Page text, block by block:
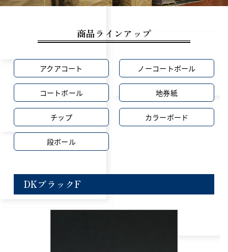
商品ラインアップ
アクアコート ノーコートボール
コートボール 地券紙
チップ カラーボード
段ボール
DKブラックF